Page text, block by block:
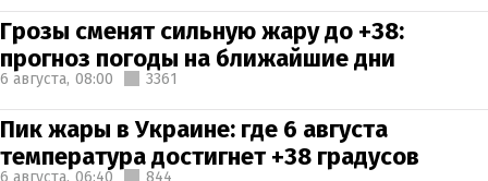
Грозы сменят сильную жару до +38:
прогноз погоды на ближайшие дни
6 августа, 08:00 3361
Пик жары в Украине: где 6 августа
температура достигнет +38 градусов
6 августа, 06:40 844